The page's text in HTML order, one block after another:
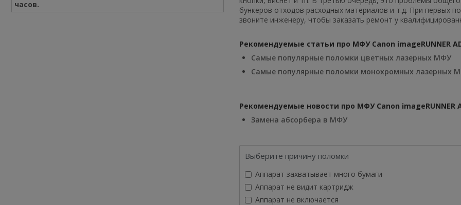
часов.
бункеров отходов расходных материалов и т.д. При первых
звоните инженеру, чтобы заказать ремонт у
Рекомендуемые статьи про МФУ Canon imageRUNNER
Самые популярные поломки цветных лазерных МФУ
Самые популярные поломки монохромных лазерных
Рекомендуемые новости про МФУ Canon imageRUNNER
Замена абсорбера в МФУ
Выберите причину поломки
Аппарат захватывает много бумаги
Аппарат не видит картридж
Аппарат не включается